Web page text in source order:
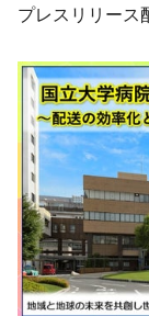
プレスリリース